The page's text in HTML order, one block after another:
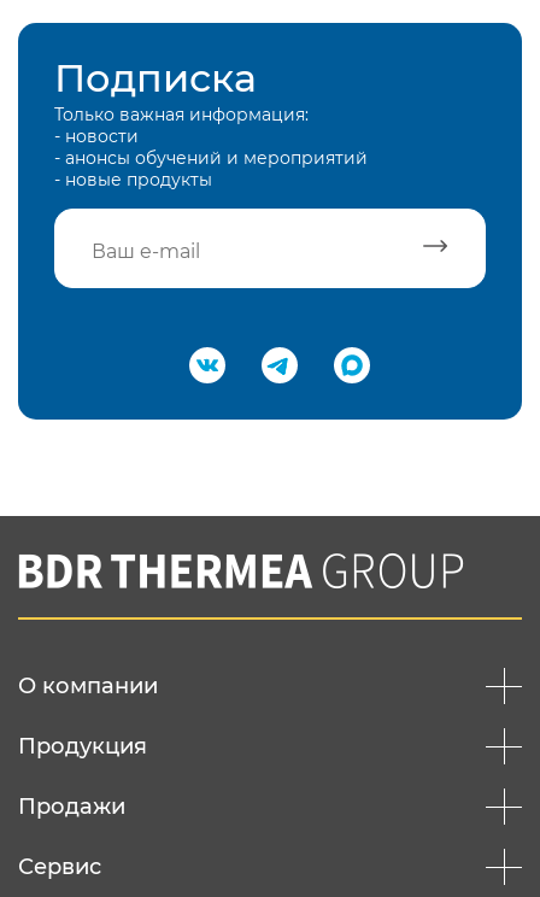
Подписка
Только важная информация:
- новости
- анонсы обучений и мероприятий
- новые продукты
Подтвердить e-mail
Вы соглашаетесь с нашей политикой
конфеденциальности
О компании
Продукция
Продажи
Сервис